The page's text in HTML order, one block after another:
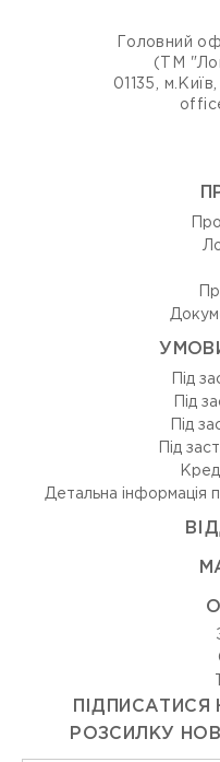
Головний
(ТМ
01135,
Під
Під
Під
Під
Детальна інформація
ПІДПИСАТИСЯ
РОЗСИЛКУ